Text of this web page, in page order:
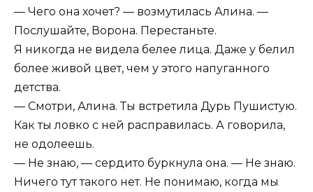
— Чего она хочет? — возмутилась Алина. —
Послушайте, Ворона. Перестаньте.
Я никогда не видела белее лица. Даже у белил
более живой цвет, чем у этого напуганного
детства.
— Смотри, Алина. Ты встретила Дурь Пушистую.
Как ты ловко с ней расправилась. А говорила,
не одолеешь.
— Не знаю, — сердито буркнула она. — Не знаю.
Ничего тут такого нет. Не понимаю, когда мы